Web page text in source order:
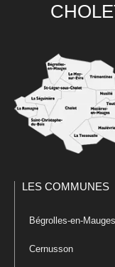
LES COMMUNES
Bégrolles-en-Mauges
Cernusson